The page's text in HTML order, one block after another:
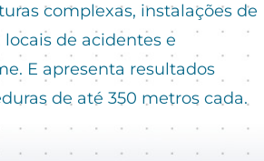
complexas, instalações de
de acidentes e
E apresenta resultados
de até 350 metros cada.